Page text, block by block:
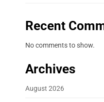
Recent
No comments to show.
Archives
August 2026